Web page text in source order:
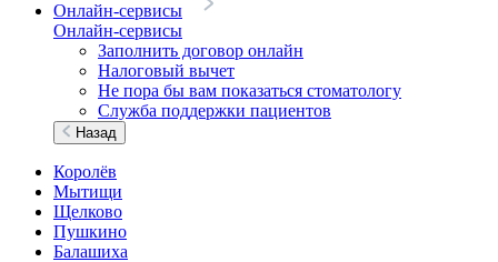
Онлайн-сервисы
Онлайн-сервисы
Заполнить договор онлайн
Налоговый вычет
Не пора бы вам показаться стоматологу
Служба поддержки пациентов
Назад
Королёв
Мытищи
Щелково
Пушкино
Балашиха